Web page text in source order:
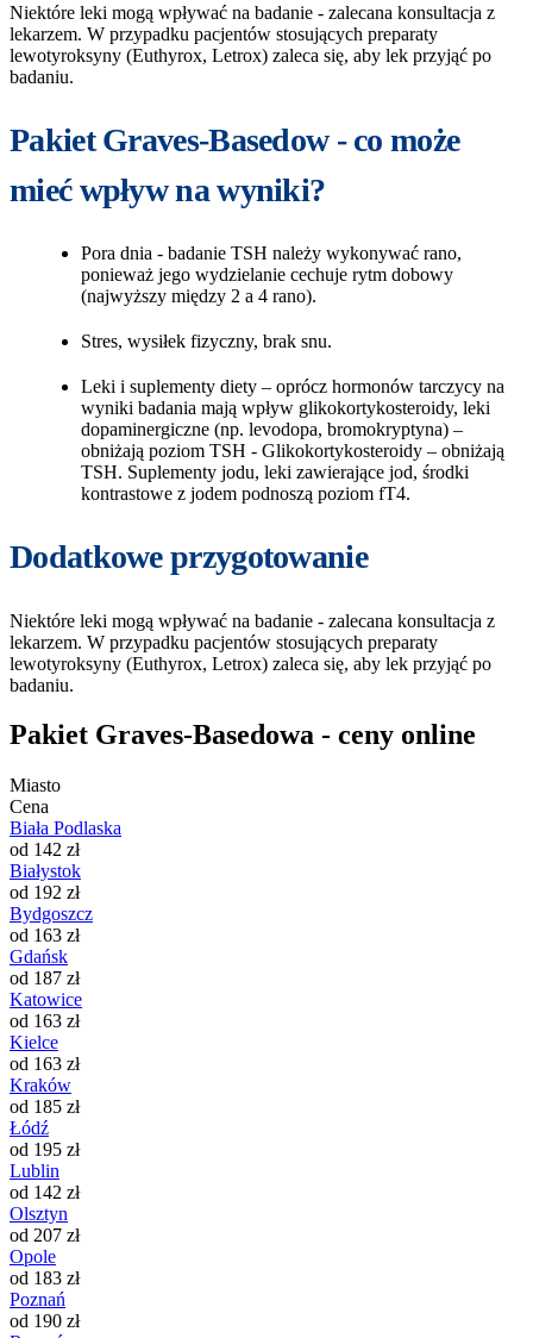
Niektóre leki mogą wpływać na badanie - zalecana konsultacja z
lekarzem. W przypadku pacjentów stosujących preparaty
lewotyroksyny (Euthyrox, Letrox) zaleca się, aby lek przyjąć po
badaniu.
Pakiet Graves-Basedow - co może
mieć wpływ na wyniki?
Pora dnia - badanie TSH należy wykonywać rano,
ponieważ jego wydzielanie cechuje rytm dobowy
(najwyższy między 2 a 4 rano).
Stres, wysiłek fizyczny, brak snu.
Leki i suplementy diety – oprócz hormonów tarczycy na
wyniki badania mają wpływ glikokortykosteroidy, leki
dopaminergiczne (np. levodopa, bromokryptyna) –
obniżają poziom TSH - Glikokortykosteroidy – obniżają
TSH. Suplementy jodu, leki zawierające jod, środki
kontrastowe z jodem podnoszą poziom fT4.
Dodatkowe przygotowanie
Niektóre leki mogą wpływać na badanie - zalecana konsultacja z
lekarzem. W przypadku pacjentów stosujących preparaty
lewotyroksyny (Euthyrox, Letrox) zaleca się, aby lek przyjąć po
badaniu.
Pakiet Graves-Basedowa - ceny online
Miasto
Cena
Biała Podlaska
od 142 zł
Białystok
od 192 zł
Bydgoszcz
od 163 zł
Gdańsk
od 187 zł
Katowice
od 163 zł
Kielce
od 163 zł
Kraków
od 185 zł
Łódź
od 195 zł
Lublin
od 142 zł
Olsztyn
od 207 zł
Opole
od 183 zł
Poznań
od 190 zł